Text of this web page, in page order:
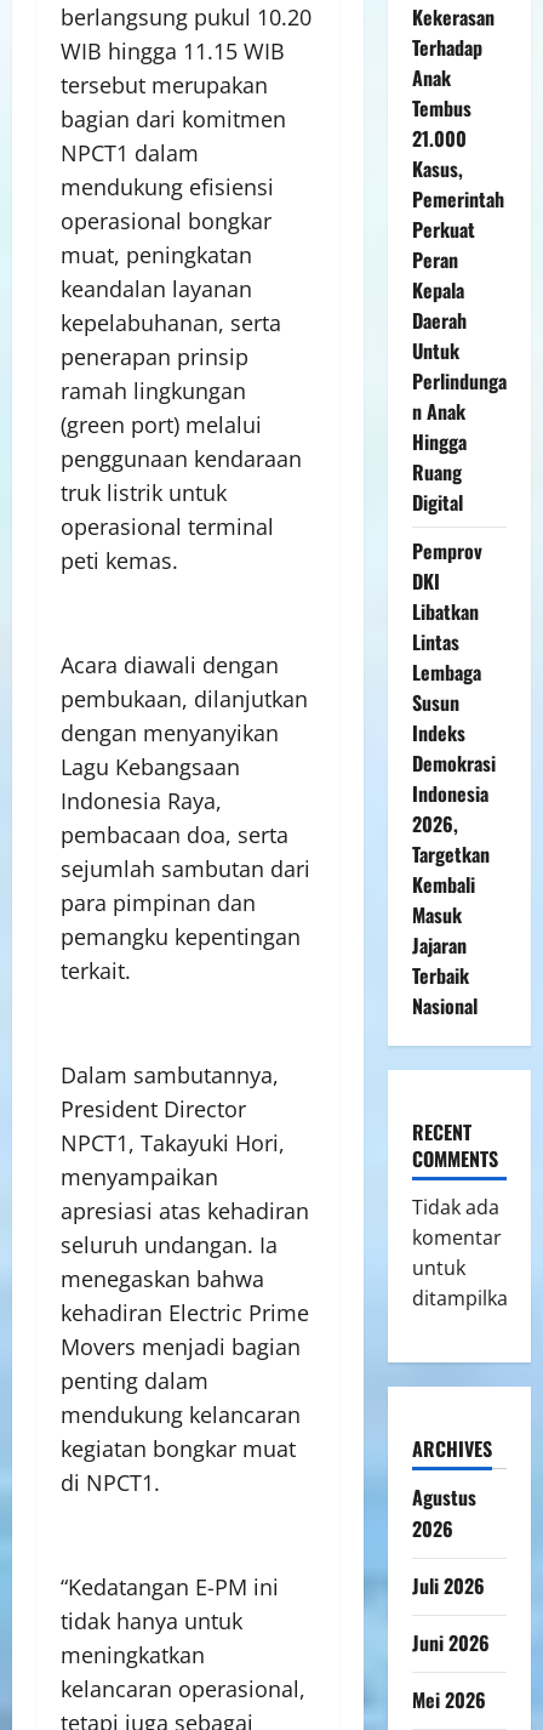
berlangsung pukul 10.20
WIB hingga 11.15 WIB
tersebut merupakan
bagian dari komitmen
NPCT1 dalam
mendukung efisiensi
operasional bongkar
muat, peningkatan
keandalan layanan
kepelabuhanan, serta
penerapan prinsip
ramah lingkungan
(green port) melalui
penggunaan kendaraan
truk listrik untuk
operasional terminal
peti kemas.
Acara diawali dengan
pembukaan, dilanjutkan
dengan menyanyikan
Lagu Kebangsaan
Indonesia Raya,
pembacaan doa, serta
sejumlah sambutan dari
para pimpinan dan
pemangku kepentingan
terkait.
Dalam sambutannya,
President Director
NPCT1, Takayuki Hori,
menyampaikan
apresiasi atas kehadiran
seluruh undangan. Ia
menegaskan bahwa
kehadiran Electric Prime
Movers menjadi bagian
penting dalam
mendukung kelancaran
kegiatan bongkar muat
di NPCT1.
“Kedatangan E-PM ini
tidak hanya untuk
meningkatkan
kelancaran operasional,
tetapi juga sebagai
Kekerasan
Terhadap
Anak
Tembus
21.000
Kasus,
Pemerintah
Perkuat
Peran
Kepala
Daerah
Untuk
Perlindunga
n Anak
Hingga
Ruang
Digital
Pemprov
DKI
Libatkan
Lintas
Lembaga
Susun
Indeks
Demokrasi
Indonesia
2026,
Targetkan
Kembali
Masuk
Jajaran
Terbaik
Nasional
RECENT
COMMENTS
Tidak ada
komentar
untuk
ditampilkan.
ARCHIVES
Agustus
2026
Juli 2026
Juni 2026
Mei 2026